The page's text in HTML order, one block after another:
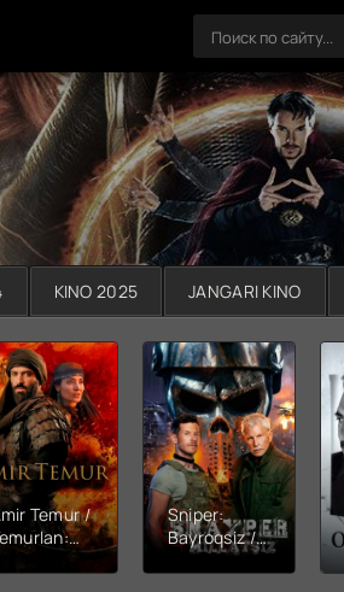
KINO 2025 JANGARI KINO
Temur /
Sniper:
Bayroqsiz /
Snayper: